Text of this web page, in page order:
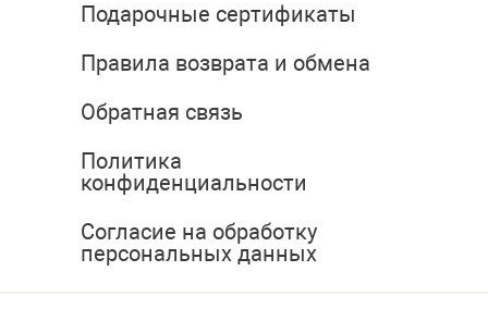
Подарочные сертификаты
Правила возврата и обмена
Обратная связь
Политика
конфиденциальности
Согласие на обработку
персональных данных